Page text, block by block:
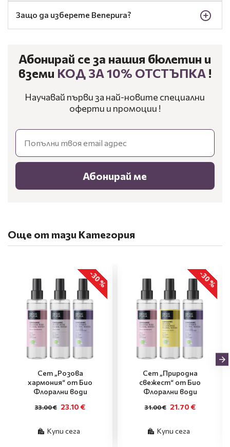
Защо да изберете Benepura?
Абонирай се за нашия бюлетин и
вземи КОД ЗА 10% ОТСТЪПКА !
Научавай първи за най-новите специални
оферти и промоции !
Email
Абонирай ме
Още от тази Категория
-30 %
Сет „Розова
хармония“ от Био
Флорални води
23.10 €
33.00 €
Купи сега
-30 %
Сет „Природна
свежест“ от Био
Флорални води
21.70 €
31.00 €
Купи сега